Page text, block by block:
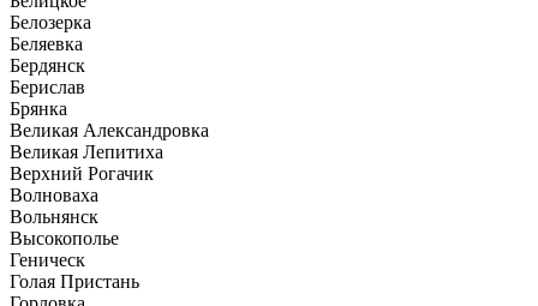
Белозерка
Беляевка
Бердянск
Берислав
Брянка
Великая Александровка
Великая Лепитиха
Верхний Рогачик
Волноваха
Вольнянск
Высокополье
Геническ
Голая Пристань